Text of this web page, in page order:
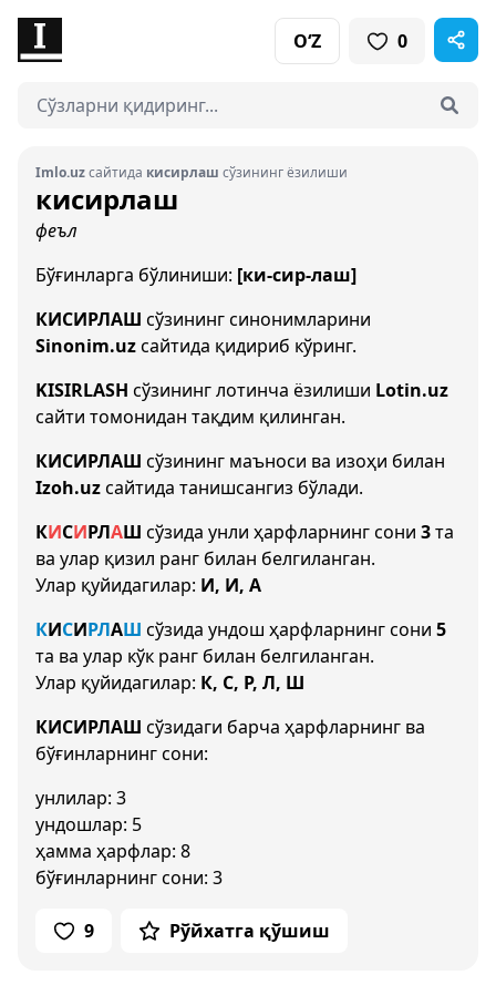
O‘Z 0
Imlo.uzсайтида кисирлаш сўзининг ёзилиши
кисирлаш
феъл
Бўғинларга бўлиниши: [ки-сир-лаш]
КИСИРЛАШ сўзининг синонимларини
Sinonim.uzсайтида қидириб кўринг.
KISIRLASH сўзининг лотинча ёзилиши Lotin.uz
сайти томонидан тақдим қилинган.
КИСИРЛАШ сўзининг маъноси ва изоҳи билан
Izoh.uzсайтида танишсангиз бўлади.
КИСИРЛАШ сўзида унли ҳарфларнинг сони 3та
ва улар қизил ранг билан белгиланган.
Улар қуйидагилар: И, И, А
КИСИРЛАШ сўзида ундош ҳарфларнинг сони 5
та ва улар кўк ранг билан белгиланган.
Улар қуйидагилар: К, С, Р, Л, Ш
КИСИРЛАШ сўзидаги барча ҳарфларнинг ва
бўғинларнинг сони:
унлилар: 3
ундошлар: 5
ҳамма ҳарфлар: 8
бўғинларнинг сони: 3
9 Рўйхатга қўшиш